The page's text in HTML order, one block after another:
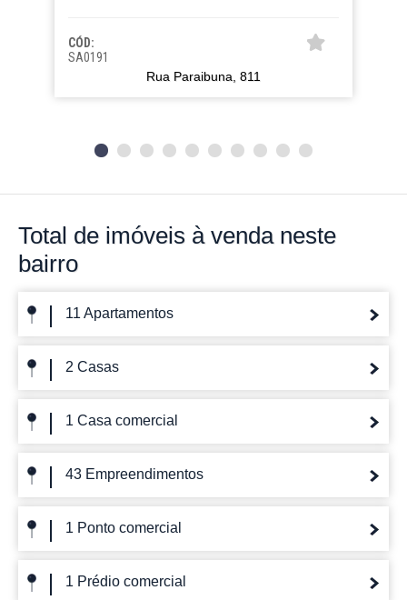
CÓD:
SA0191
Rua Paraibuna, 811
Total de imóveis à venda neste
bairro
11 Apartamentos
2 Casas
1 Casa comercial
43 Empreendimentos
1 Ponto comercial
1 Prédio comercial